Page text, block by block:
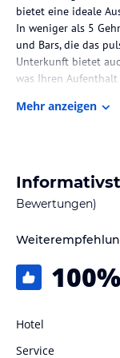
bietet eine ideale
In weniger als 5
und Bars, die das
Unterkunft bietet
was Ihren Aufenthalt
Zimmer /
benötigen, wie einen
sowie Tee- und
und bieten NZ-
während die Zimmer
ausgestattet sind.
Gastronomie im
Das Tauranga on
Mehr anzeigen
Bewertungen)
100%
Hotel
Service